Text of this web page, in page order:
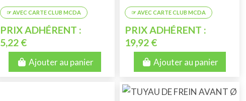
PRIX ADHÉRENT :
5,22 €
Ajouter au panier
PRIX ADHÉRENT :
19,92 €
Ajouter au panier